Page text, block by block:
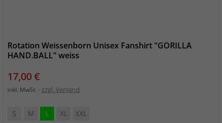
Rotation Weissenborn Unisex Fanshirt "GORILLA
HAND.BALL" weiss
Preis
17,00 €
inkl. MwSt. zzgl. Versand
S M L XL XXL